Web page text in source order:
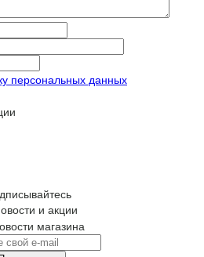
персональных данных
и акции
магазина